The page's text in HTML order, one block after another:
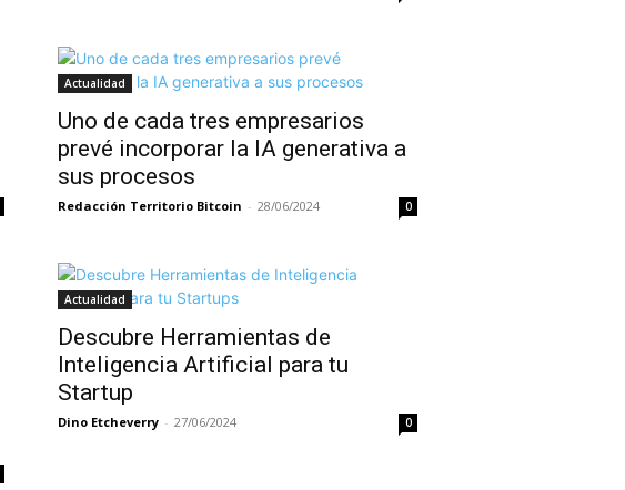
Actualidad
Uno de cada tres empresarios
prevé incorporar la IA generativa a
sus procesos
Redacción Territorio Bitcoin - 28/06/2024 0
Actualidad
Descubre Herramientas de
Inteligencia Artificial para tu
Startup
Dino Etcheverry - 27/06/2024 0